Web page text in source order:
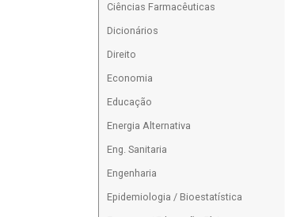
Ciências Farmacêuticas
Dicionários
Direito
Economia
Educação
Energia Alternativa
Eng. Sanitaria
Engenharia
Epidemiologia / Bioestatística